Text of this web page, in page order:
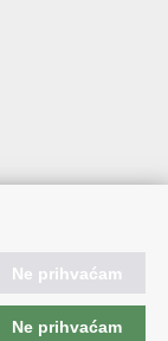
Ne prihvaćam
Ne prihvaćam